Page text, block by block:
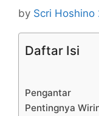
by Scri Hoshino
Daftar Isi
Pengantar
Pentingnya